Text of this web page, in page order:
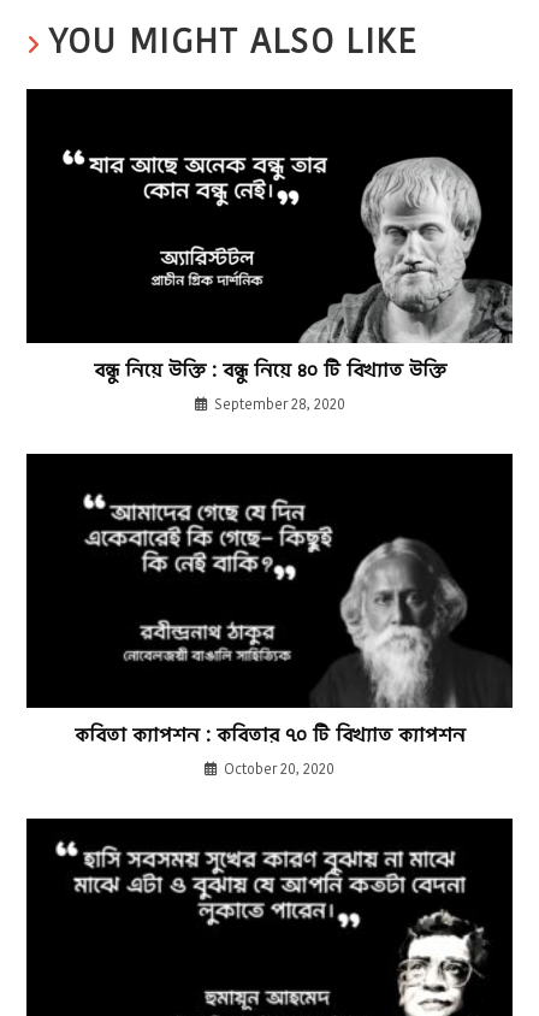
YOU MIGHT ALSO LIKE
বন্ধু নিয়ে উক্তি : বন্ধু নিয়ে ৪০ টি বিখ্যাত উক্তি
September 28, 2020
কবিতা ক্যাপশন : কবিতার ৭০ টি বিখ্যাত ক্যাপশন
October 20, 2020